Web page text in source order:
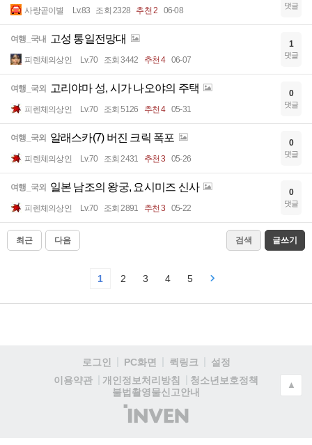
사랑곧이별 Lv.83 조회 2328 추천 2 06-08 댓글
여행_국내 고성 통일전망대
피렌체의상인 Lv.70 조회 3442 추천 4 06-07
1
댓글
여행_국외 고리야마 성, 시가 나오야의 주택
피렌체의상인 Lv.70 조회 5126 추천 4 05-31
0
댓글
여행_국외 알래스카(7) 버진 크릭 폭포
피렌체의상인 Lv.70 조회 2431 추천 3 05-26
0
댓글
여행_국외 일본 남조의 왕궁, 요시미즈 신사
피렌체의상인 Lv.70 조회 2891 추천 3 05-22
0
댓글
최근 다음 검색 글쓰기
1 2 3 4 5
로그인 PC화면 퀵링크
설정
이용약관
개인정보처리방침
청소년보호정책
불법촬영물신고안내
(주)
인
▲